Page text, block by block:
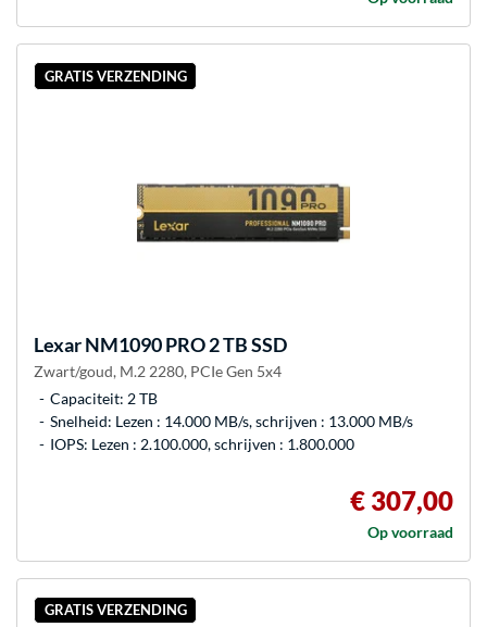
GRATIS VERZENDING
LexarNM1090 PRO 2 TB SSD
Zwart/goud, M.2 2280, PCIe Gen 5x4
Capaciteit: 2 TB
Snelheid: Lezen : 14.000 MB/s, schrijven : 13.000 MB/s
IOPS: Lezen : 2.100.000, schrijven : 1.800.000
€ 307,00
Op voorraad
GRATIS VERZENDING